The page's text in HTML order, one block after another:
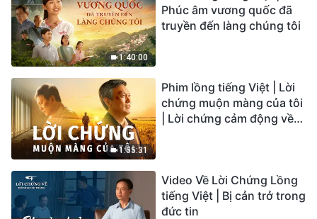
1:40:00
Phúc âm vương quốc đã
truyền đến làng chúng tôi
1:55:31
Phim lồng tiếng Việt | Lời
chứng muộn màng của tôi
| Lời chứng cảm động về
Video Về Lời Chứng Lồng
tiếng Việt | Bị cản trở trong
đức tin